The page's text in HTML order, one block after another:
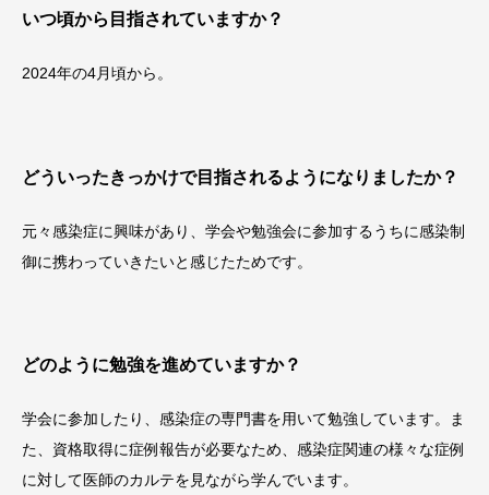
いつ頃から目指されていますか？
2024年の4月頃から。
どういったきっかけで目指されるようになりましたか？
元々感染症に興味があり、学会や勉強会に参加するうちに感染制
御に携わっていきたいと感じたためです。
どのように勉強を進めていますか？
学会に参加したり、感染症の専門書を用いて勉強しています。ま
た、資格取得に症例報告が必要なため、感染症関連の様々な症例
に対して医師のカルテを見ながら学んでいます。